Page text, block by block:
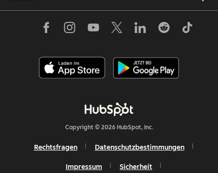
Copyright © 2026 HubSpot, Inc.
Rechtsfragen Datenschutzbestimmungen
Impressum Sicherheit